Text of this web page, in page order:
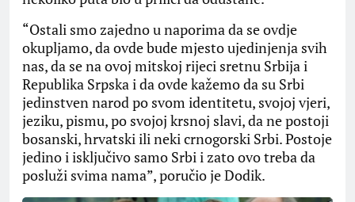
“Ostali smo zajedno u naporima da se ovdje
okupljamo, da ovde bude mjesto ujedinjenja svih
nas, da se na ovoj mitskoj rijeci sretnu Srbija i
Republika Srpska i da ovde kažemo da su Srbi
jedinstven narod po svom identitetu, svojoj vjeri,
jeziku, pismu, po svojoj krsnoj slavi, da ne postoji
bosanski, hrvatski ili neki crnogorski Srbi. Postoje
jedino i isključivo samo Srbi i zato ovo treba da
posluži svima nama”, poručio je Dodik.